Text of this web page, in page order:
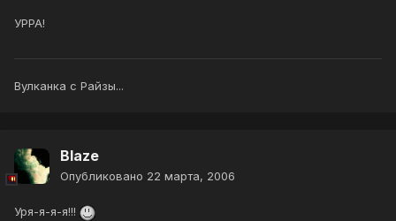
УРРА!
Вулканка с Райзы...
Blaze
Опубликовано 22 марта, 2006
Уря-я-я-я!!!